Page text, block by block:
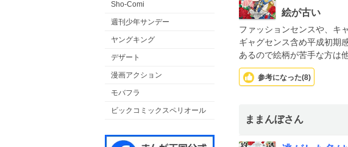
Sho-Comi
週刊少年サンデー
ヤングキング
デザート
漫画アクション
モバフラ
ビックコミックスペリオール
絵が古い
ファッションセンスや、キ
ギャグセンス含め平成初期
あるので絵柄が苦手な方は
参考になった(8)
ままんぼさん